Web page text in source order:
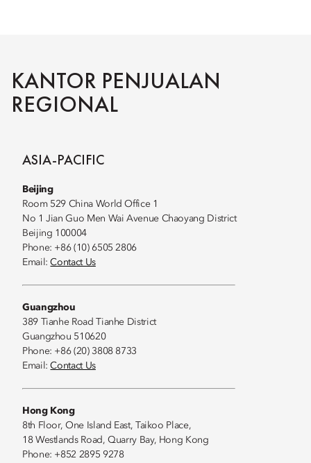
KANTOR PENJUALAN
REGIONAL
ASIA-PACIFIC
Beijing
Room 529 China World Office 1
No 1 Jian Guo Men Wai Avenue Chaoyang District
Beijing 100004
Phone: +86 (10) 6505 2806
Email:Contact Us
Guangzhou
389 Tianhe Road Tianhe District
Guangzhou 510620
Phone: +86 (20) 3808 8733
Email:Contact Us
Hong Kong
8th Floor, One Island East, Taikoo Place,
18 Westlands Road, Quarry Bay, Hong Kong
Phone: +852 2895 9278